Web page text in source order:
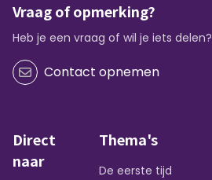
Vraag of opmerking?
Heb je een vraag of wil je iets delen?
Contact opnemen
Direct
naar
Thema's
De eerste tijd